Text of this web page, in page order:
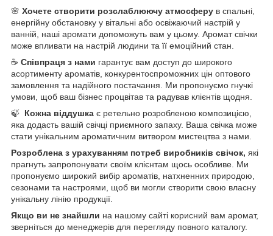
🌸 Хочете створити розслаблюючу атмосферу в спальні,
енергійну обстановку у вітальні або освіжаючий настрій у
ванній, наші аромати допоможуть вам у цьому. Аромат свічки
може впливати на настрій людини та її емоційний стан.
☕ Співпраця з нами гарантує вам доступ до широкого
асортименту ароматів, конкурентоспроможних цін оптового
замовлення та надійного постачання. Ми пропонуємо гнучкі
умови, щоб ваш бізнес процвітав та радував клієнтів щодня.
🍃 Кожна віддушка є ретельно розробленою композицією,
яка додасть вашій свічці приємного запаху. Ваша свічка може
стати унікальним ароматичним витвором мистецтва з нами.
Розроблена з урахуванням потреб виробників свічок, які
прагнуть запропонувати своїм клієнтам щось особливе. Ми
пропонуємо широкий вибір ароматів, натхненних природою,
сезонами та настроями, щоб ви могли створити свою власну
унікальну лінію продукції.
Якщо ви не знайшли на нашому сайті корисний вам аромат,
зверніться до менеджерів для перегляду повного каталогу.